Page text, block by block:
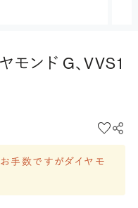
ンド G、VVS1
手数ですがダイヤモ